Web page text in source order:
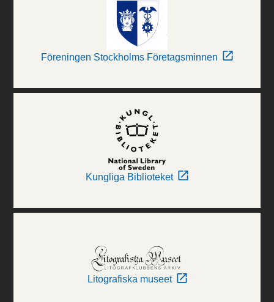
Föreningen Stockholms Företagsminnen
Kungliga Biblioteket
Litografiska museet